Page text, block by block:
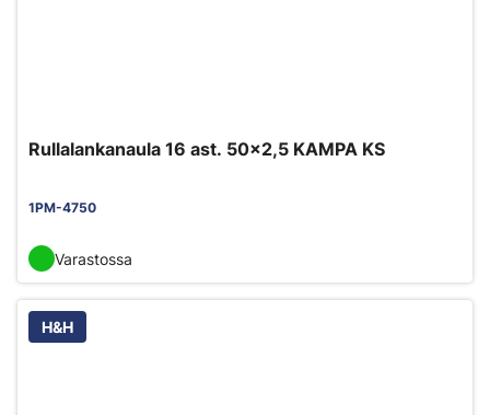
Rullalankanaula 16 ast. 50x2,5 KAMPA KS
1PM-4750
Varastossa
H&H